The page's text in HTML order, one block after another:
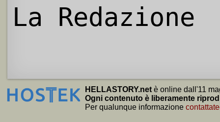
La Redazione
HELLASTORY.net è online dall'11
Ogni contenuto è liberamente
Per qualunque informazione